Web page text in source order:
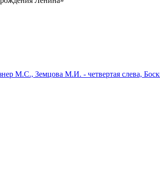
М.С., Земцова М.И. - четвертая слева,